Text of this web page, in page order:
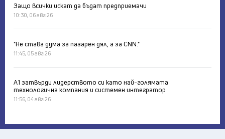
Защо всички искат да бъдат предприемачи
10:30, 06 авг 26
"Не става дума за пазарен дял, а за CNN."
11:45, 05 авг 26
А1 затвърди лидерството си като най-голямата
технологична компания и системен интегратор
11:56, 04 авг 26